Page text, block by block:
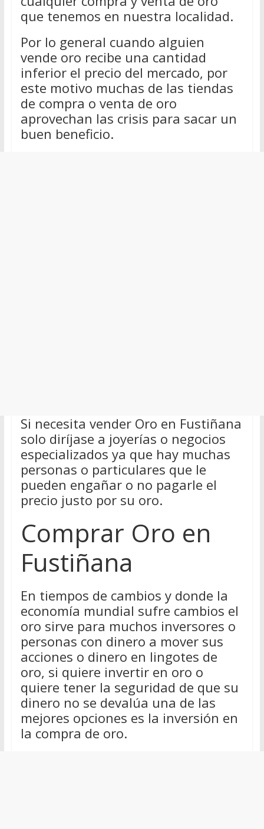
que tenemos en nuestra localidad.
Por lo general cuando alguien
vende oro recibe una cantidad
inferior el precio del mercado, por
este motivo muchas de las tiendas
de compra o venta de oro
aprovechan las crisis para sacar un
buen beneficio.
Si necesita vender Oro en Fustiñana
solo diríjase a joyerías o negocios
especializados ya que hay muchas
personas o particulares que le
pueden engañar o no pagarle el
precio justo por su oro.
Comprar Oro en
Fustiñana
En tiempos de cambios y donde la
economía mundial sufre cambios el
oro sirve para muchos inversores o
personas con dinero a mover sus
acciones o dinero en lingotes de
oro, si quiere invertir en oro o
quiere tener la seguridad de que su
dinero no se devalúa una de las
mejores opciones es la inversión en
la compra de oro.